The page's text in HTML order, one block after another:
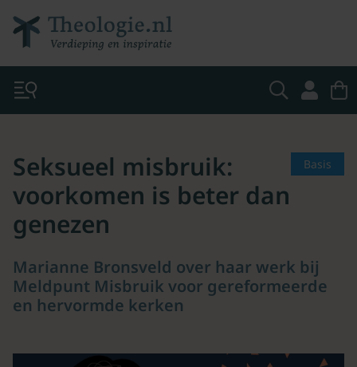
Basis
Seksueel misbruik:
voorkomen is beter dan
genezen
Marianne Bronsveld over haar werk bij
Meldpunt Misbruik voor gereformeerde
en hervormde kerken